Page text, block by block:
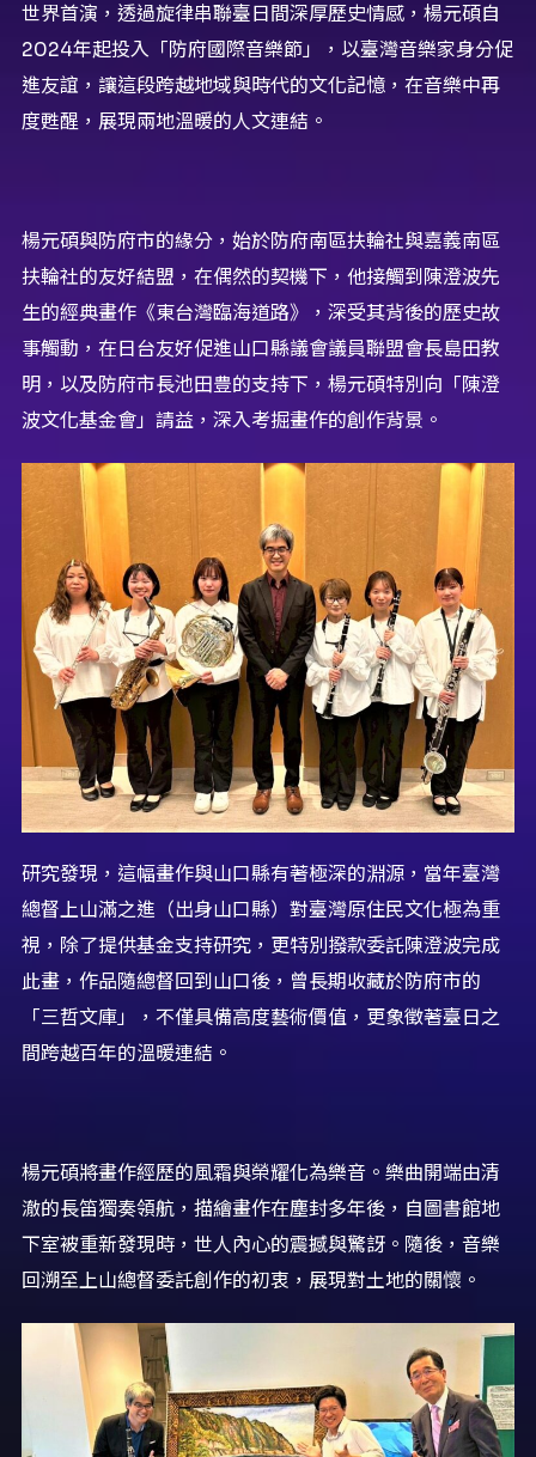
世界首演，透過旋律串聯臺日間深厚歷史情感，楊元碩自
2024年起投入「防府國際音樂節」，以臺灣音樂家身分促
進友誼，讓這段跨越地域與時代的文化記憶，在音樂中再
度甦醒，展現兩地溫暖的人文連結。
楊元碩與防府市的緣分，始於防府南區扶輪社與嘉義南區
扶輪社的友好結盟，在偶然的契機下，他接觸到陳澄波先
生的經典畫作《東台灣臨海道路》，深受其背後的歷史故
事觸動，在日台友好促進山口縣議會議員聯盟會長島田教
明，以及防府市長池田豊的支持下，楊元碩特別向「陳澄
波文化基金會」請益，深入考掘畫作的創作背景。
研究發現，這幅畫作與山口縣有著極深的淵源，當年臺灣
總督上山滿之進（出身山口縣）對臺灣原住民文化極為重
視，除了提供基金支持研究，更特別撥款委託陳澄波完成
此畫，作品隨總督回到山口後，曾長期收藏於防府市的
「三哲文庫」，不僅具備高度藝術價值，更象徵著臺日之
間跨越百年的溫暖連結。
楊元碩將畫作經歷的風霜與榮耀化為樂音。樂曲開端由清
澈的長笛獨奏領航，描繪畫作在塵封多年後，自圖書館地
下室被重新發現時，世人內心的震撼與驚訝。隨後，音樂
回溯至上山總督委託創作的初衷，展現對土地的關懷。